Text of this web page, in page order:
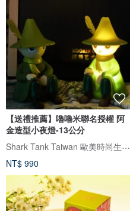
【送禮推薦】嚕嚕米聯名授權 阿
金造型小夜燈-13公分
Shark Tank Taiwan 歐美時尚生活網
NT$ 990